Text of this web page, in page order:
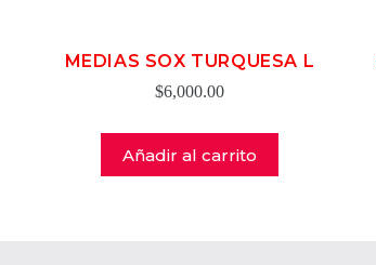
MEDIAS SOX TURQUESA L
$6,000.00
Añadir al carrito